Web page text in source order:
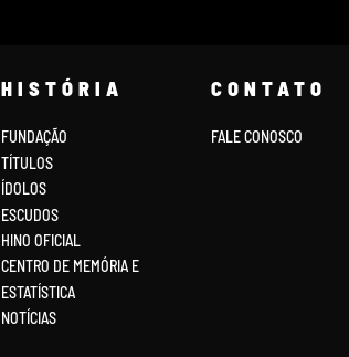
HISTÓRIA
FUNDAÇÃO
TÍTULOS
ÍDOLOS
ESCUDOS
HINO OFICIAL
CENTRO DE MEMÓRIA E
ESTATÍSTICA
NOTÍCIAS
CONTATO
FALE CONOSCO